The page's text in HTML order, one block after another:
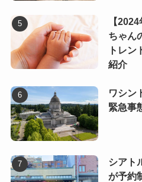
【
ちゃん
トレン
紹介
ワシン
緊急事
シアト
が予約